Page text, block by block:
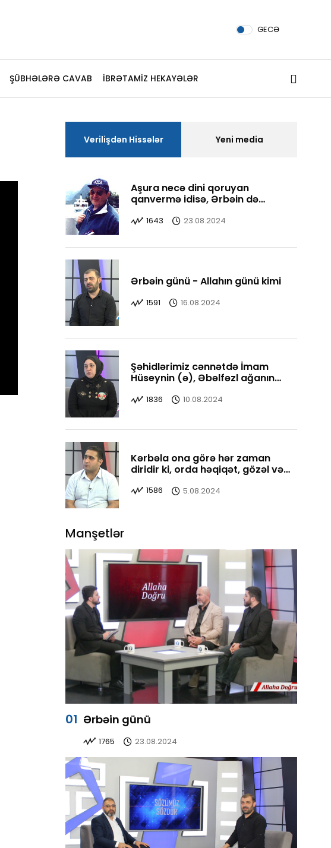
GECƏ
ŞÜBHƏLƏRƏ CAVAB İBRƏTAMİZ HEKAYƏLƏR
Verilişdən Hissələr Yeni media
Aşura necə dini qoruyan
qanvermə idisə, Ərbəin də
1643 23.08.2024
Ərbəin günü - Allahın günü kimi
1591 16.08.2024
Şəhidlərimiz cənnətdə İmam
Hüseynin (ə), Əbəlfəzl ağanın
1836 10.08.2024
Kərbəla ona görə hər zaman
diridir ki, orda həqiqət, gözəl və
1586 5.08.2024
Manşetlər
Ərbəin günü
1765 23.08.2024